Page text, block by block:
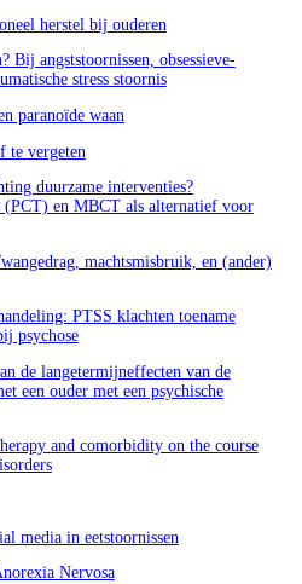
herstel bij ouderen
Bij angststoornissen, obsessieve-
stress stoornis
paranoïde waan
te vergeten
duurzame interventies?
(PCT) en MBCT als alternatief voor
machtsmisbruik, en (ander)
PTSS klachten toename
psychose
de langetermijneffecten van de
een ouder met een psychische
and comorbidity on the course
media in eetstoornissen
Nervosa